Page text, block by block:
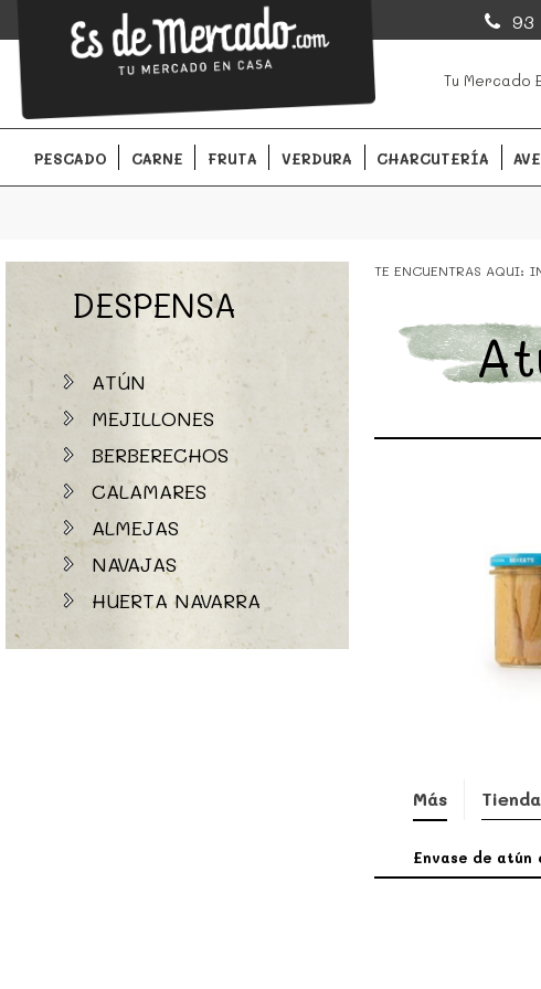
EsDeMercado.com
EsDeMercado.comte lleva a casa los mejores productos de los
Barcelona y de productores locales.
93
Tu Mercado
PESCADO CARNE FRUTA VERDURA CHARCUTERÍA
DESPENSA
ATÚN
MEJILLONES
BERBERECHOS
CALAMARES
ALMEJAS
NAVAJAS
HUERTA NAVARRA
TE ENCUENTRAS AQUI:
Más Tienda
Envase de atún